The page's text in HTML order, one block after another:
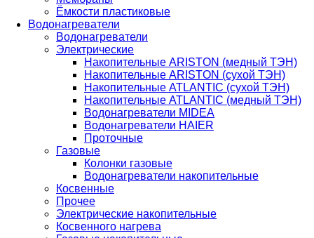
Ёмкости пластиковые
Водонагреватели
Водонагреватели
Электрические
Накопительные ARISTON (медный ТЭН)
Накопительные ARISTON (сухой ТЭН)
Накопительные ATLANTIC (сухой ТЭН)
Накопительные ATLANTIC (медный ТЭН)
Водонагреватели MIDEA
Водонагреватели HAIER
Проточные
Газовые
Колонки газовые
Водонагреватели накопительные
Косвенные
Прочее
Электрические накопительные
Косвенного нагрева